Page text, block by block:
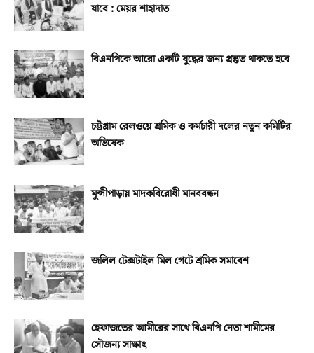
যাবে : মেয়র শাহাদাত
বিএনপিকে আরো একটি যুদ্ধের জন্য প্রস্তুত থাকতে হবে
চট্টগ্রাম রেলওয়ে শ্রমিক ও কর্মচারী দলের নতুন কমিটির
অভিষেক
মুন্সীপাড়ায় মাদকবিরোধী মানববন্ধন
জলিল টেক্সটাইল মিল গেটে শ্রমিক সমাবেশ
হেফাজতের আমীরের সাথে বিএনপি নেতা শামীমের
সৌজন্য সাক্ষাৎ